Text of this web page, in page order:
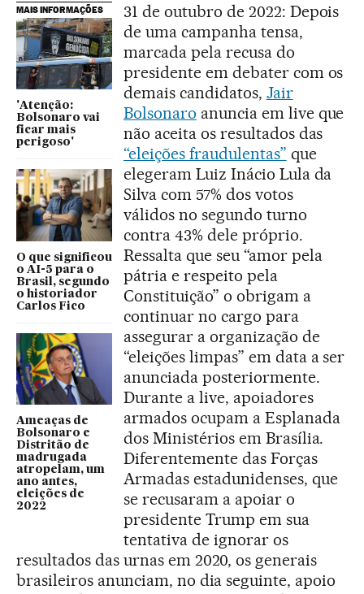
MAIS INFORMAÇÕES
'Atenção:
Bolsonaro vai
ficar mais
perigoso'
O que significou
o AI-5 para o
Brasil, segundo
o historiador
Carlos Fico
Ameaças de
Bolsonaro e
Distritão de
madrugada
atropelam, um
ano antes,
eleições de
2022
31 de outubro de 2022: Depois
de uma campanha tensa,
marcada pela recusa do
presidente em debater com os
demais candidatos, Jair
Bolsonaro anuncia em live que
não aceita os resultados das
“eleições fraudulentas” que
elegeram Luiz Inácio Lula da
Silva com 57% dos votos
válidos no segundo turno
contra 43% dele próprio.
Ressalta que seu “amor pela
pátria e respeito pela
Constituição” o obrigam a
continuar no cargo para
assegurar a organização de
“eleições limpas” em data a ser
anunciada posteriormente.
Durante a live, apoiadores
armados ocupam a Esplanada
dos Ministérios em Brasília.
Diferentemente das Forças
Armadas estadunidenses, que
se recusaram a apoiar o
presidente Trump em sua
tentativa de ignorar os
resultados das urnas em 2020, os generais
brasileiros anunciam, no dia seguinte, apoio